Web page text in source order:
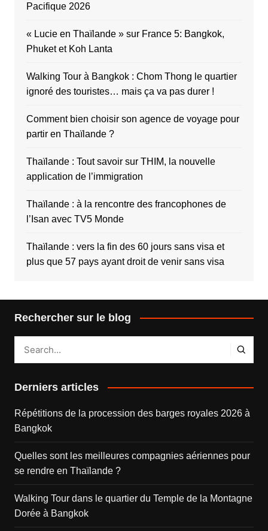
Pacifique 2026
« Lucie en Thaïlande » sur France 5: Bangkok,
Phuket et Koh Lanta
Walking Tour à Bangkok : Chom Thong le quartier
ignoré des touristes… mais ça va pas durer !
Comment bien choisir son agence de voyage pour
partir en Thaïlande ?
Thaïlande : Tout savoir sur THIM, la nouvelle
application de l’immigration
Thaïlande : à la rencontre des francophones de
l’Isan avec TV5 Monde
Thaïlande : vers la fin des 60 jours sans visa et
plus que 57 pays ayant droit de venir sans visa
Rechercher sur le blog
Derniers articles
Répétitions de la procession des barges royales 2026 à
Bangkok
Quelles sont les meilleures compagnies aériennes pour
se rendre en Thaïlande ?
Walking Tour dans le quartier du Temple de la Montagne
Dorée à Bangkok